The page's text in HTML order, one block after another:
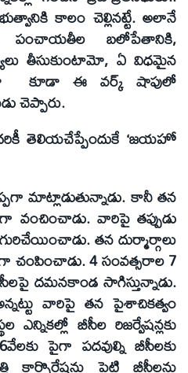
కాలం చెల్లినట్టే. అలానే
పంచాయతీల బలోపేతానికి,
తీసుకుంటామో, ఏ విధమైన
కూడా ఈ వర్క్‌ షాపులో
చెప్పారు.
తెలియచేప్పేందుకే ‘జయహో
మాట్లాడుతున్నాడు. కానీ తన
వారిపై తప్పుడు
తన దుర్మార్గాలు
చంపించాడు. 4 సంవత్సరాల 7
దమనకాండ సాగిస్తున్నాడు.
వారిపై తన పైశాచికత్వం
ఎన్నికల్లో బీసీల రిజర్వేషన్లకు
పైగా పదవుల్ని బీసీలకు
కార్పొరేషన్లు పెట్టి బీసీలను